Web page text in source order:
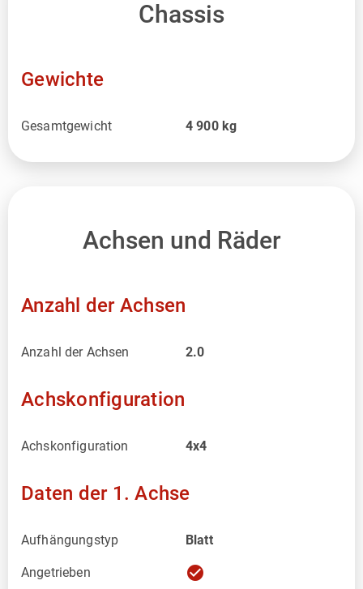
Chassis
Gewichte
Gesamtgewicht 4 900 kg
Achsen und Räder
Anzahl der Achsen
Anzahl der Achsen 2.0
Achskonfiguration
Achskonfiguration 4x4
Daten der 1. Achse
Aufhängungstyp Blatt
Angetrieben check_circle